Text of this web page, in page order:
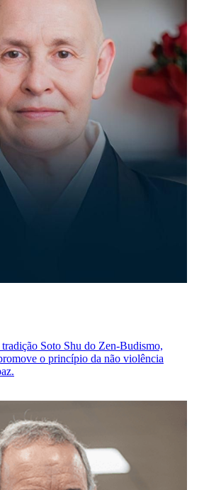
Soto Shu do Zen-Budismo,
o princípio da não violência